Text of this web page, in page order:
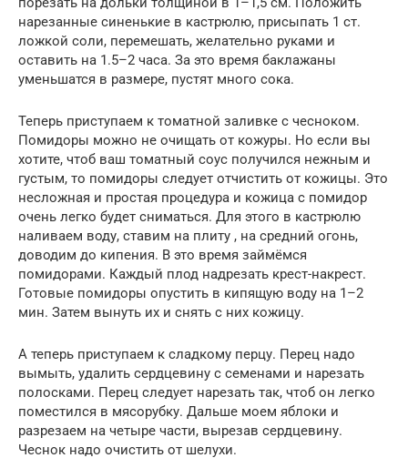
нарезанные синенькие в кастрюлю, присыпать 1 ст.
ложкой соли, перемешать, желательно руками и
оставить на 1.5–2 часа. За это время баклажаны
уменьшатся в размере, пустят много сока.
Теперь приступаем к томатной заливке с чесноком.
Помидоры можно не очищать от кожуры. Но если вы
хотите, чтоб ваш томатный соус получился нежным и
густым, то помидоры следует отчистить от кожицы. Это
несложная и простая процедура и кожица с помидор
очень легко будет сниматься. Для этого в кастрюлю
наливаем воду, ставим на плиту , на средний огонь,
доводим до кипения. В это время займёмся
помидорами. Каждый плод надрезать крест-накрест.
Готовые помидоры опустить в кипящую воду на 1–2
мин. Затем вынуть их и снять с них кожицу.
А теперь приступаем к сладкому перцу. Перец надо
вымыть, удалить сердцевину с семенами и нарезать
полосками. Перец следует нарезать так, чтоб он легко
поместился в мясорубку. Дальше моем яблоки и
разрезаем на четыре части, вырезав сердцевину.
Чеснок надо очистить от шелухи.